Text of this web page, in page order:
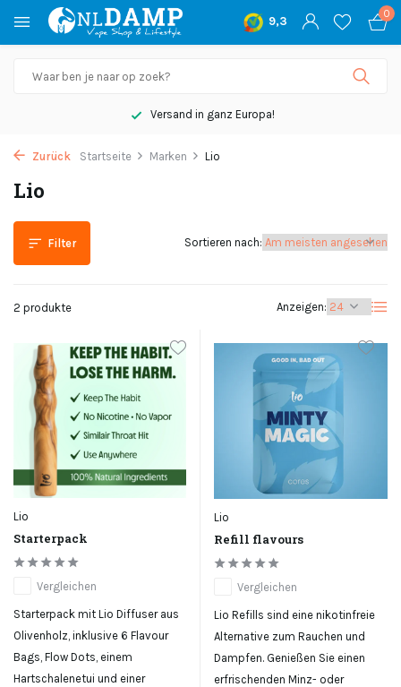
9,3
0
Versand in ganz Europa!
Zurück Startseite Marken Lio
Lio
Filter
2 produkte Anzeigen:
Sortieren nach:
Lio
Starterpack
Vergleichen
Starterpack mit Lio Diffuser aus
Olivenholz, inklusive 6 Flavour
Bags, Flow Dots, einem
Hartschalenetui und einer
Lio
Refill flavours
Vergleichen
Lio Refills sind eine nikotinfreie
Alternative zum Rauchen und
Dampfen. Genießen Sie einen
erfrischenden Minz- oder